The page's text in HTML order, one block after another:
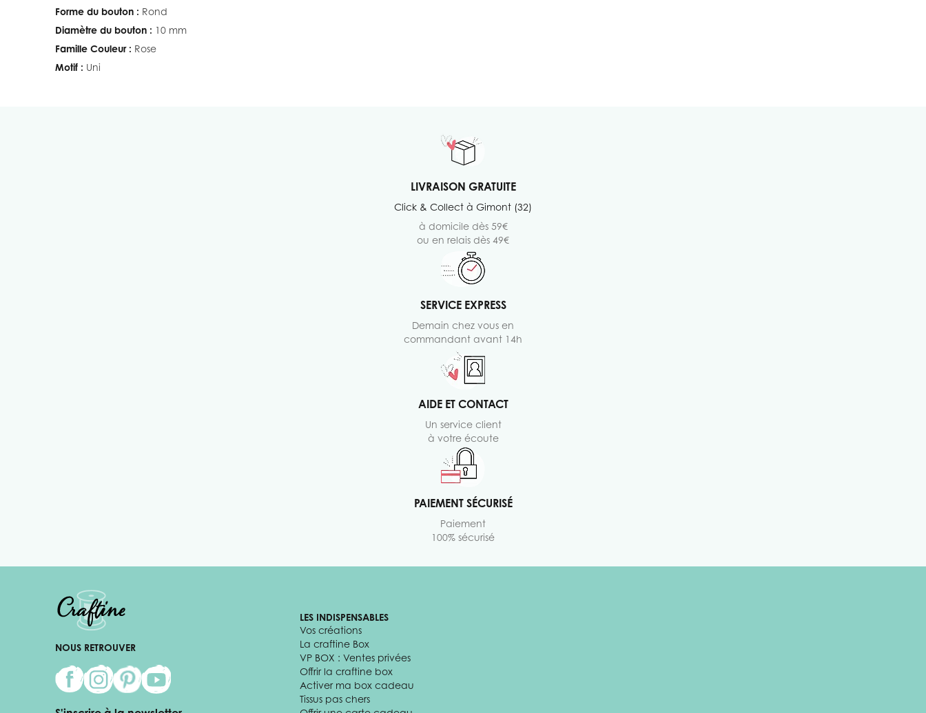
Forme du bouton : Rond
Diamètre du bouton : 10 mm
Famille Couleur : Rose
Motif : Uni
LIVRAISON GRATUITE
Click & Collect à Gimont (32)
à domicile dès 59€
ou en relais dès 49€
SERVICE EXPRESS
Demain chez vous en
commandant avant 14h
AIDE ET CONTACT
Un service client
à votre écoute
PAIEMENT SÉCURISÉ
Paiement
100% sécurisé
NOUS RETROUVER
LES INDISPENSABLES
Vos créations
La craftine Box
VP BOX : Ventes privées
Offrir la craftine box
Activer ma box cadeau
Tissus pas chers